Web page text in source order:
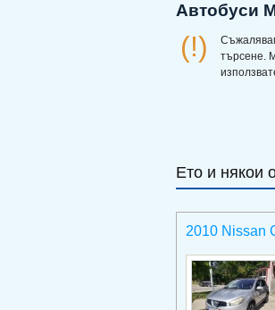
Автобуси
(!)
търсене.
Ето и някои
2010 Nissan